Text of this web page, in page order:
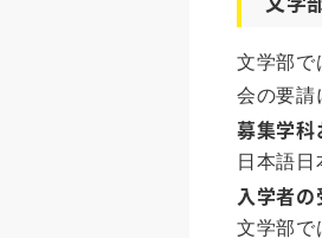
文学部で
会の要請
募集学科
日本語
入学者
文学部で